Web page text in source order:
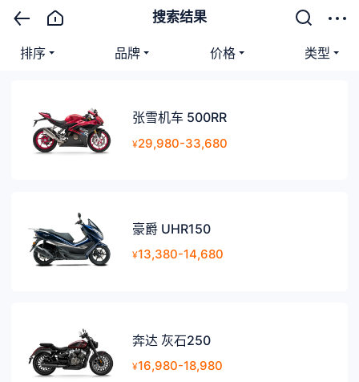
搜索结果
排序 品牌 价格 类型
张雪机车 500RR
¥29,980-33,680
豪爵 UHR150
¥13,380-14,680
奔达 灰石250
¥16,980-18,980